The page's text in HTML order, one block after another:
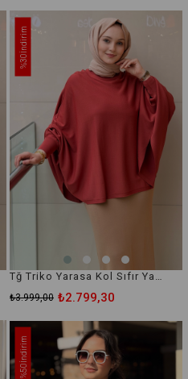
Tğ Triko Yarasa Kol Sıfır Yaka Merserize Bluz
₺2.799,30
₺3.999,00
%30
İndirim
%50
İndirim